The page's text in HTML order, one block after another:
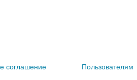
соглашение Пользователям